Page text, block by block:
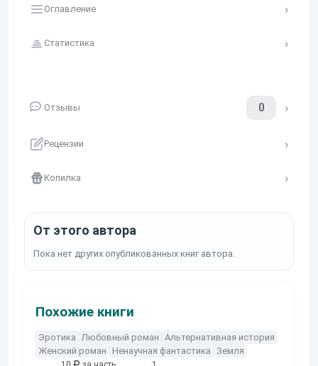
Оглавление
Статистика
Отзывы 0
Рецензии
Копилка
От этого автора
Пока нет других опубликованных книг автора.
Похожие книги
Эротика Любовный роман Альтернативная история
Женский роман
Ненаучная фантастика Земля